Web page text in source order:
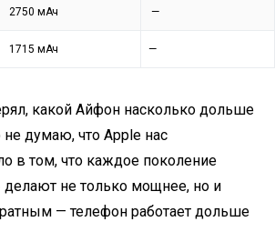
2750 мАч —
1715 мАч —
какой Айфон насколько дольше
думаю, что Apple нас
в том, что каждое поколение
делают не только мощнее, но и
— телефон работает дольше